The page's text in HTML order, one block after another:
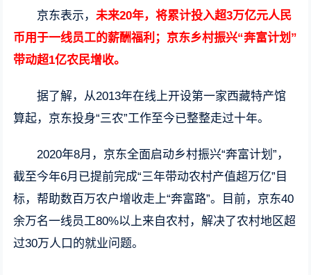
京东表示，未来20年，将累计投入超3万亿元人民
币用于一线员工的薪酬福利；京东乡村振兴“奔富计划”
带动超1亿农民增收。
据了解，从2013年在线上开设第一家西藏特产馆
算起，京东投身“三农”工作至今已整整走过十年。
2020年8月，京东全面启动乡村振兴“奔富计划”，
截至今年6月已提前完成“三年带动农村产值超万亿”目
标，帮助数百万农户增收走上“奔富路”。目前，京东40
余万名一线员工80%以上来自农村，解决了农村地区超
过30万人口的就业问题。